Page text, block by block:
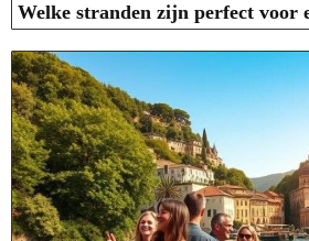
Welke stranden zijn perfect voor